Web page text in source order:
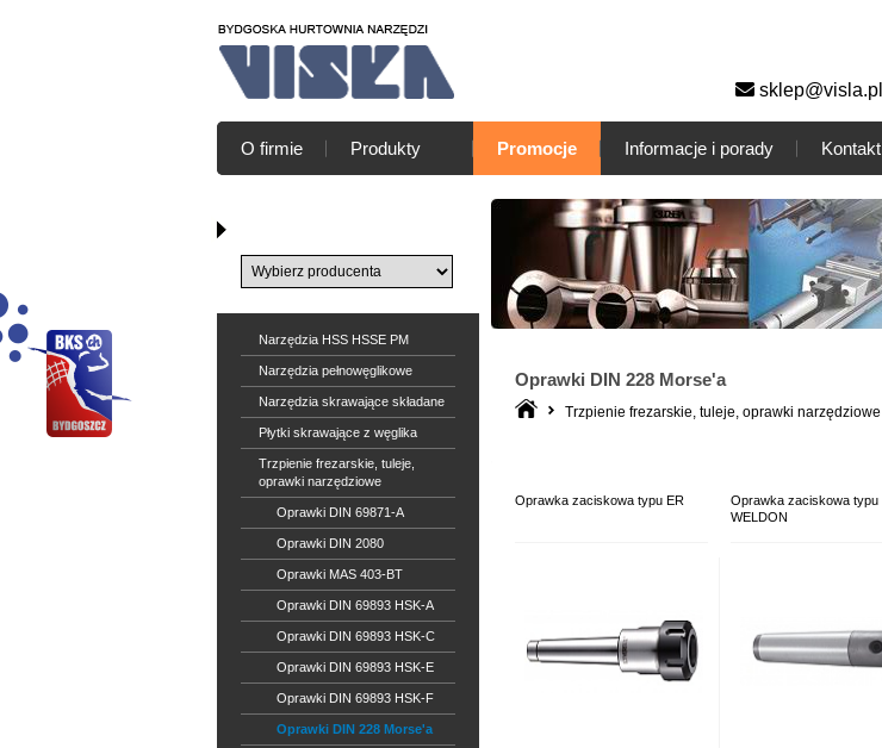
sklep@visla.pl
O firmie Produkty Promocje Informacje i porady Kontakt
Narzędzia HSS HSSE PM
Narzędzia pełnowęglikowe
Narzędzia skrawające składane
Płytki skrawające z węglika
Trzpienie frezarskie, tuleje,
oprawki narzędziowe
Oprawki DIN 69871-A
Oprawki DIN 2080
Oprawki MAS 403-BT
Oprawki DIN 69893 HSK-A
Oprawki DIN 69893 HSK-C
Oprawki DIN 69893 HSK-E
Oprawki DIN 69893 HSK-F
Oprawki DIN 228 Morse'a
Oprawki DIN 228 Morse'a
Trzpienie frezarskie, tuleje, oprawki narzędziowe
Oprawka zaciskowa typu ER
Oprawka zaciskowa typu
WELDON